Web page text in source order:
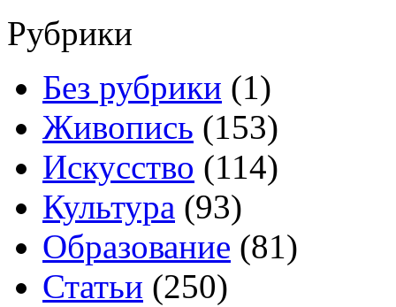
Рубрики
Без рубрики (1)
Живопись (153)
Искусство (114)
Культура (93)
Образование (81)
Статьи (250)